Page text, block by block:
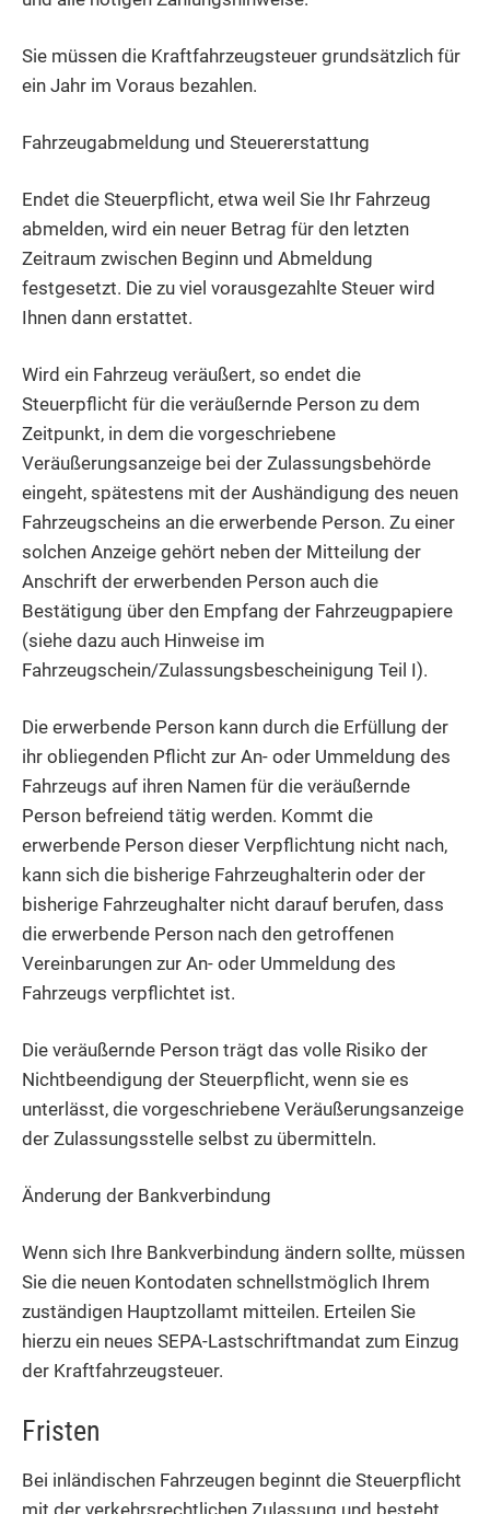
Sie müssen die Kraftfahrzeugsteuer grundsätzlich für
ein Jahr im Voraus bezahlen.
Fahrzeugabmeldung und Steuererstattung
Endet die Steuerpflicht, etwa weil Sie Ihr Fahrzeug
abmelden, wird ein neuer Betrag für den letzten
Zeitraum zwischen Beginn und Abmeldung
festgesetzt. Die zu viel vorausgezahlte Steuer wird
Ihnen dann erstattet.
Wird ein Fahrzeug veräußert, so endet die
Steuerpflicht für die veräußernde Person zu dem
Zeitpunkt, in dem die vorgeschriebene
Veräußerungsanzeige bei der Zulassungsbehörde
eingeht, spätestens mit der Aushändigung des neuen
Fahrzeugscheins an die erwerbende Person. Zu einer
solchen Anzeige gehört neben der Mitteilung der
Anschrift der erwerbenden Person auch die
Bestätigung über den Empfang der Fahrzeugpapiere
(siehe dazu auch Hinweise im
Fahrzeugschein/Zulassungsbescheinigung Teil I).
Die erwerbende Person kann durch die Erfüllung der
ihr obliegenden Pflicht zur An- oder Ummeldung des
Fahrzeugs auf ihren Namen für die veräußernde
Person befreiend tätig werden. Kommt die
erwerbende Person dieser Verpflichtung nicht nach,
kann sich die bisherige Fahrzeughalterin oder der
bisherige Fahrzeughalter nicht darauf berufen, dass
die erwerbende Person nach den getroffenen
Vereinbarungen zur An- oder Ummeldung des
Fahrzeugs verpflichtet ist.
Die veräußernde Person trägt das volle Risiko der
Nichtbeendigung der Steuerpflicht, wenn sie es
unterlässt, die vorgeschriebene Veräußerungsanzeige
der Zulassungsstelle selbst zu übermitteln.
Änderung der Bankverbindung
Wenn sich Ihre Bankverbindung ändern sollte, müssen
Sie die neuen Kontodaten schnellstmöglich Ihrem
zuständigen Hauptzollamt mitteilen. Erteilen Sie
hierzu ein neues SEPA-Lastschriftmandat zum Einzug
der Kraftfahrzeugsteuer.
Fristen
Bei inländischen Fahrzeugen beginnt die Steuerpflicht